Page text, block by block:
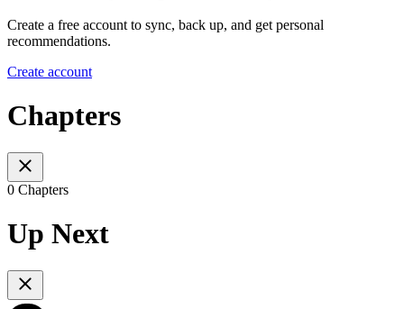
Create a free account to sync, back up, and get personal
recommendations.
Create account
Chapters
0 Chapters
Up Next